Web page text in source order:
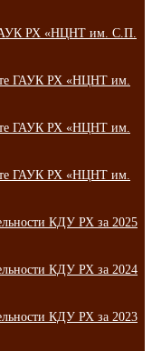
РХ «НЦНТ им. С.П.
ГАУК РХ «НЦНТ им.
ГАУК РХ «НЦНТ им.
ГАУК РХ «НЦНТ им.
КДУ РХ за 2025
КДУ РХ за 2024
КДУ РХ за 2023